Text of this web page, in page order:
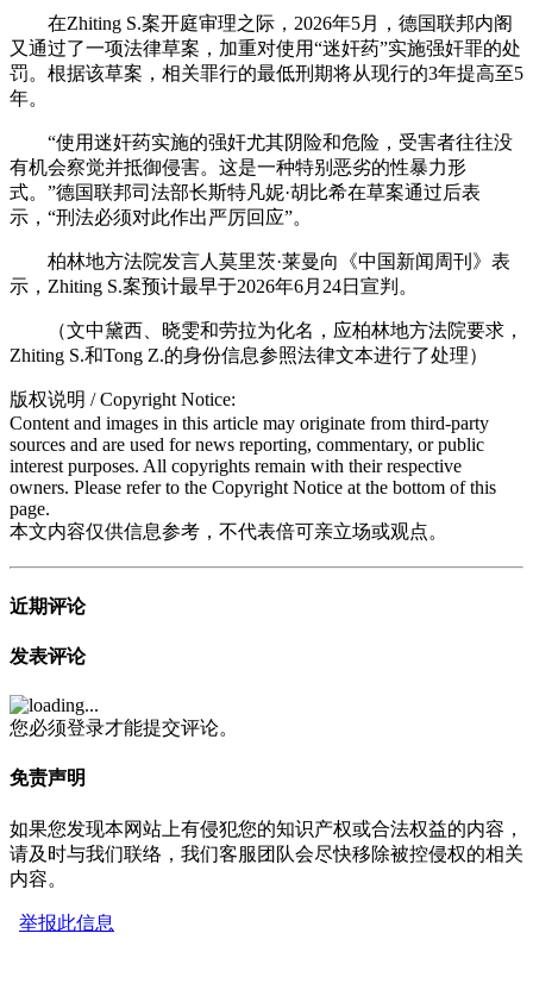
在Zhiting S.案开庭审理之际，2026年5月，德国联邦内阁
又通过了一项法律草案，加重对使用“迷奸药”实施强奸罪的处
罚。根据该草案，相关罪行的最低刑期将从现行的3年提高至5
年。
“使用迷奸药实施的强奸尤其阴险和危险，受害者往往没
有机会察觉并抵御侵害。这是一种特别恶劣的性暴力形
式。”德国联邦司法部长斯特凡妮·胡比希在草案通过后表
示，“刑法必须对此作出严厉回应”。
柏林地方法院发言人莫里茨·莱曼向《中国新闻周刊》表
示，Zhiting S.案预计最早于2026年6月24日宣判。
（文中黛西、晓雯和劳拉为化名，应柏林地方法院要求，
Zhiting S.和Tong Z.的身份信息参照法律文本进行了处理）
版权说明 / Copyright Notice:
Content and images in this article may originate from third-party
sources and are used for news reporting, commentary, or public
interest purposes. All copyrights remain with their respective
owners. Please refer to the Copyright Notice at the bottom of this
page.
本文内容仅供信息参考，不代表倍可亲立场或观点。
近期评论
发表评论
您必须登录才能提交评论。
免责声明
如果您发现本网站上有侵犯您的知识产权或合法权益的内容，
请及时与我们联络，我们客服团队会尽快移除被控侵权的相关
内容。
举报此信息